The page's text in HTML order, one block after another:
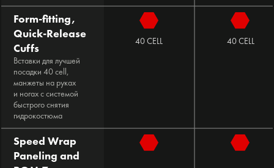
Form-fitting,
Quick-Release
Cuffs
Вставки для лучшей
посадки 40 cell,
манжеты на руках
и ногах с системой
быстрого снятия
гидрокостюма
40 CELL 40 CELL
Speed Wrap
Paneling and